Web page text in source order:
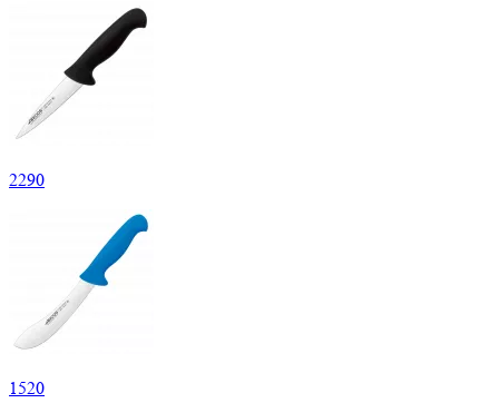
2290
1520